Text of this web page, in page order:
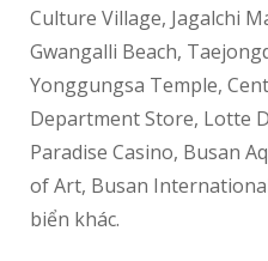
Culture Village, Jagalchi
Gwangalli Beach,
Yonggungsa Temple,
Department Store, Lotte
Paradise Casino, Busan
of Art, Busan
biển khác.